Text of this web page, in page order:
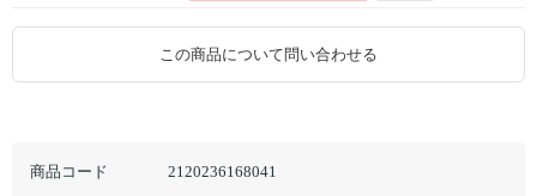
商品コード 2120236168041
この商品について問い合わせる